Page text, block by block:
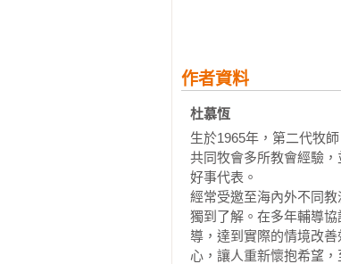
．聖經故事舉例──保羅
第十章 學習耶穌說話風格
．活性臨機的對話 ．借
．靈巧適切的比喻 ．「
．閃避陷阱的回應 ．謙虛
．切中要害的質詢 ．誇
．宅心仁厚的心胸
講」，雖講的是同一件
風，以他的考量來抉擇，
部屬：這個案子一直都
主管：因為A君正忙著
☉溝通問題：部屬要表
作者資料
杜慕恆
生於1965年，第二代牧
共同牧會多所教會經驗
好事代表。
經常受邀至海內外不同
獨到了解。在多年輔導
導，達到實際的情境改
心，讓人重新懷抱希望